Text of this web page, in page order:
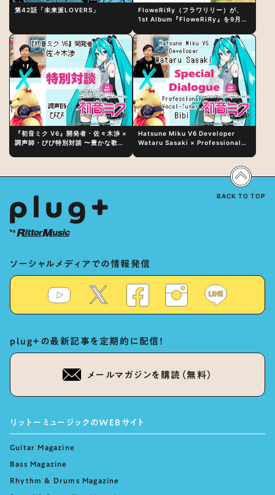
第42話「未来派LOVERS」
FloweRiЯy（フラワリリー）が、
1st Album『FloweRiЯy』を9月23
『初音ミク V6』開発者・佐々木渉 ×
調声師・びび特別対談 〜豊かな歌声
Hatsune Miku V6 Developer
Wataru Sasaki × Professional
Vocal Expression Lies in “Love
for the singing characters” and
ソーシャルメディアでの情報発信
plug+の最新記事を定期的に配信！
メールマガジンを購読（無料）
リットーミュージックのWEBサイト
Guitar Magazine
Bass Magazine
Rhythm & Drums Magazine
BACK TO TOP